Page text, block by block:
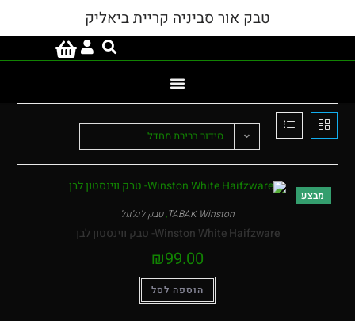
טבק אור סביניה קריית ביאליק
סידור ברירת מחדל
TABAK Winston
,טבק לגלגול
Winston White Haifzware- טבק ווינסטון לבן